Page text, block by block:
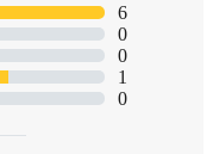
6
0
0
1
0